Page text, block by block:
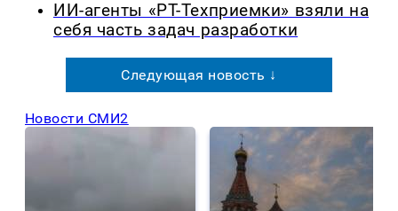
ИИ-агенты «РТ-Техприемки» взяли на
себя часть задач разработки
Следующая новость ↓
Новости СМИ2